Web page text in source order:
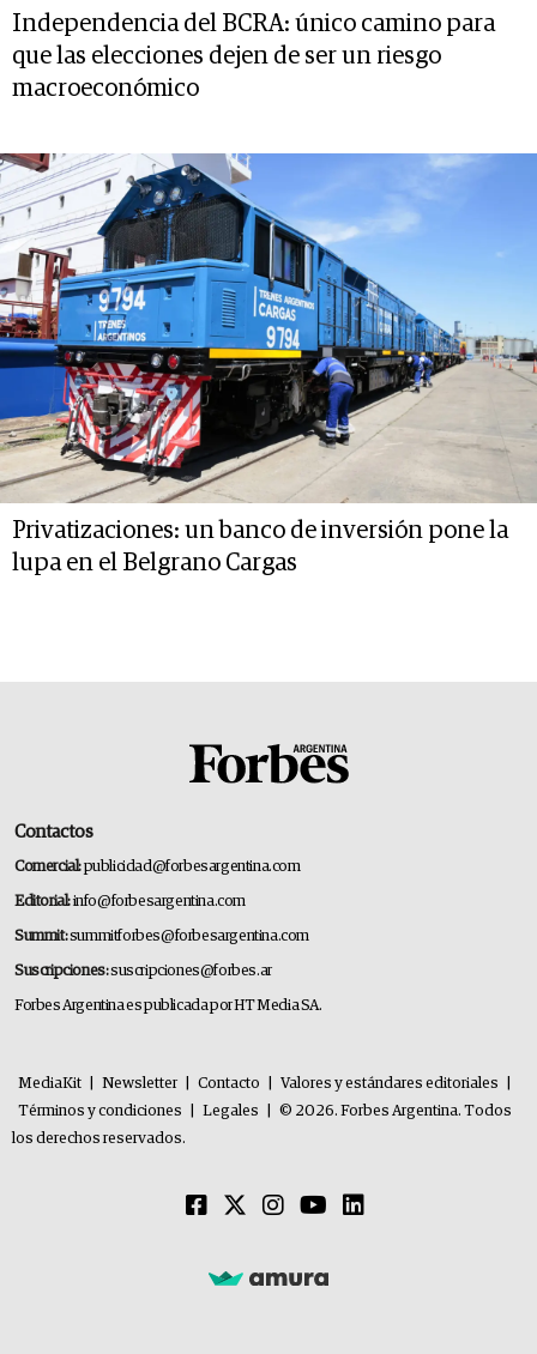
Independencia del BCRA: único camino para
que las elecciones dejen de ser un riesgo
macroeconómico
Privatizaciones: un banco de inversión pone la
lupa en el Belgrano Cargas
Contactos
Comercial:publicidad@forbesargentina.com
Editorial:info@forbesargentina.com
Summit:summitforbes@forbesargentina.com
Suscripciones:suscripciones@forbes.ar
Forbes Argentina es publicada por HT Media SA.
MediaKit Newsletter Contacto Valores y estándares editoriales
Términos y condiciones
Legales
© 2026. Forbes Argentina. Todos
los derechos reservados.